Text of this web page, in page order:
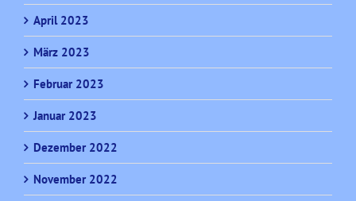
April 2023
März 2023
Februar 2023
Januar 2023
Dezember 2022
November 2022